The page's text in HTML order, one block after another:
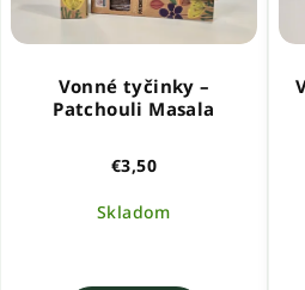
Vonné tyčinky –
Patchouli Masala
€3,50
Skladom